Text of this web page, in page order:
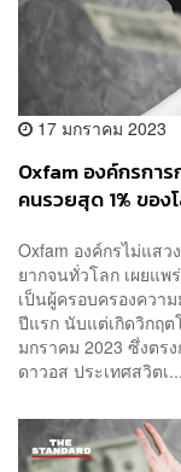
17 มกราคม 2023
Oxfam องค์กรกา
คนรวยสุด 1% ของ
Oxfam องค์กรไม่แสว
ยากจนทั่วโลก เผยแพ
เป็นผู้ครอบครองควา
ปีแรก นับแต่เกิดวิกฤ
มกราคม 2023 ซึ่งตร
ดาวอส ประเทศสวิตเ...